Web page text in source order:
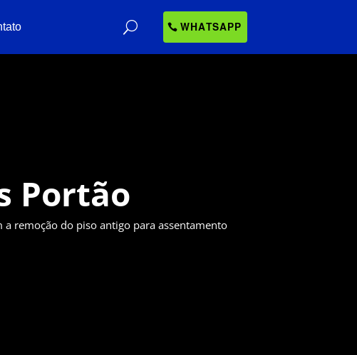
WHATSAPP
Portão
remoção do piso antigo para assentamento